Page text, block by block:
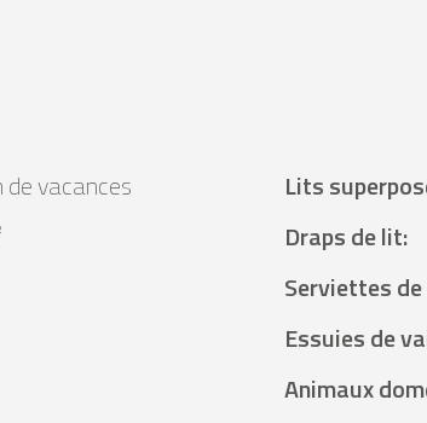
de vacances
Lits
Draps de lit:
Serviettes
Essuies de
Animaux